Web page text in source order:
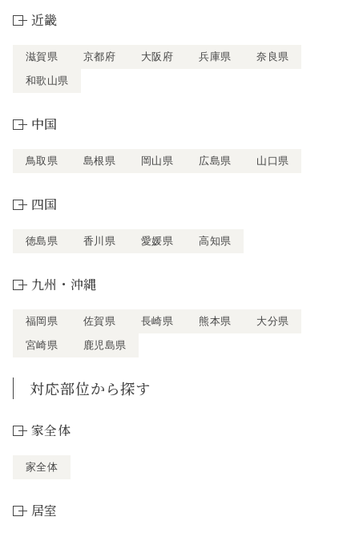
近畿
滋賀県 京都府 大阪府 兵庫県
奈良県
和歌山県
中国
鳥取県 島根県 岡山県 広島県 山口県
四国
徳島県 香川県 愛媛県 高知県
九州・沖縄
福岡県 佐賀県 長崎県 熊本県
大分県
宮崎県
鹿児島県
対応部位から探す
家全体
家全体
居室